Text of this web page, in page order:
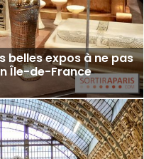
belles expos à ne pas
Île-de-France